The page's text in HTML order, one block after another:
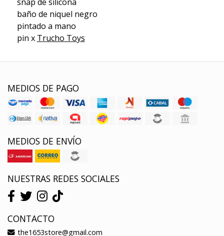
baño de niquel negro
pintado a mano
pin x Trucho Toys
MEDIOS DE PAGO
MEDIOS DE ENVÍO
NUESTRAS REDES SOCIALES
CONTACTO
the1653store@gmail.com